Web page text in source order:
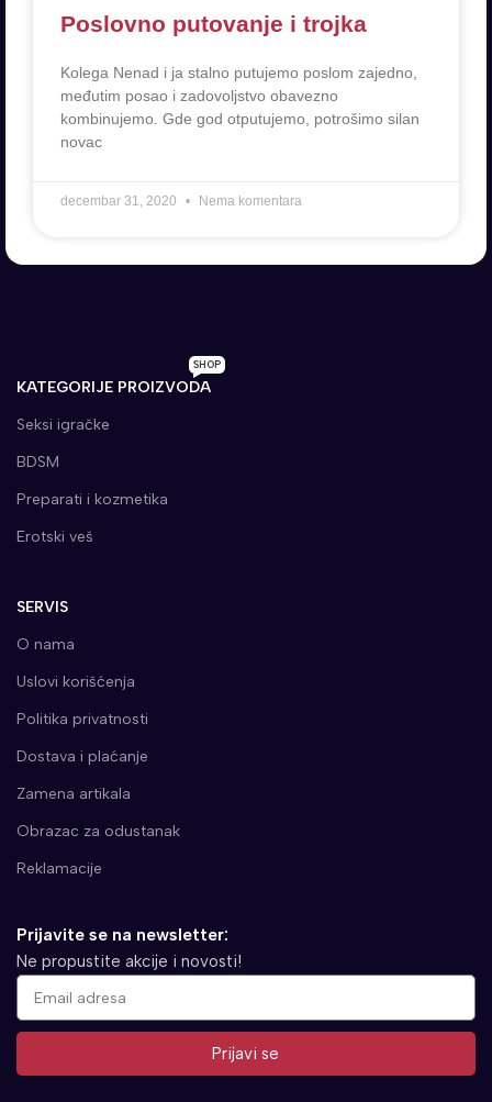
Poslovno putovanje i trojka
Kolega Nenad i ja stalno putujemo poslom zajedno,
međutim posao i zadovoljstvo obavezno
kombinujemo. Gde god otputujemo, potrošimo silan
novac
decembar 31, 2020 Nema komentara
KATEGORIJE PROIZVODA
SHOP
Seksi igračke
BDSM
Preparati i kozmetika
Erotski veš
SERVIS
O nama
Uslovi korišćenja
Politika privatnosti
Dostava i plaćanje
Zamena artikala
Obrazac za odustanak
Reklamacije
Prijavite se na newsletter:
Ne propustite akcije i novosti!
Prijavi se